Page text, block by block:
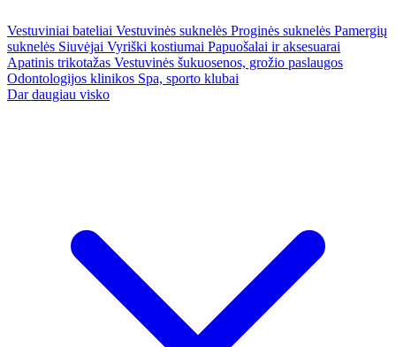
Vestuviniai bateliai Vestuvinės suknelės Proginės suknelės Pamergių
suknelės Siuvėjai Vyriški kostiumai Papuošalai ir aksesuarai
Apatinis trikotažas Vestuvinės šukuosenos, grožio paslaugos
Odontologijos klinikos Spa, sporto klubai
Dar daugiau visko